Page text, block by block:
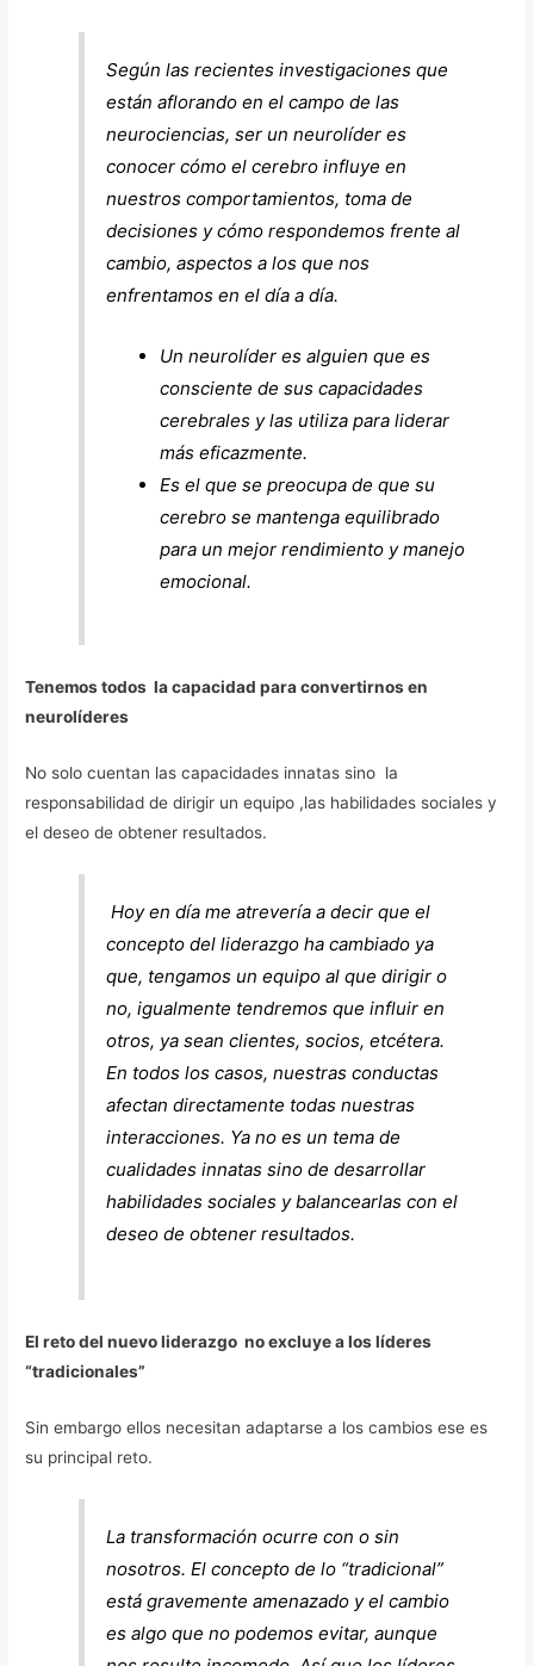
Según las recientes investigaciones que
están aflorando en el campo de las
neurociencias, ser un neurolíder es
conocer cómo el cerebro influye en
nuestros comportamientos, toma de
decisiones y cómo respondemos frente al
cambio, aspectos a los que nos
enfrentamos en el día a día.
Un neurolíder es alguien que es
consciente de sus capacidades
cerebrales y las utiliza para liderar
más eficazmente.
Es el que se preocupa de que su
cerebro se mantenga equilibrado
para un mejor rendimiento y manejo
emocional.
Tenemos todos la capacidad para convertirnos en
neurolíderes
No solo cuentan las capacidades innatas sino la
responsabilidad de dirigir un equipo ,las habilidades sociales y
el deseo de obtener resultados.
Hoy en día me atrevería a decir que el
concepto del liderazgo ha cambiado ya
que, tengamos un equipo al que dirigir o
no, igualmente tendremos que influir en
otros, ya sean clientes, socios, etcétera.
En todos los casos, nuestras conductas
afectan directamente todas nuestras
interacciones. Ya no es un tema de
cualidades innatas sino de desarrollar
habilidades sociales y balancearlas con el
deseo de obtener resultados.
El reto del nuevo liderazgo no excluye a los líderes
“tradicionales”
Sin embargo ellos necesitan adaptarse a los cambios ese es
su principal reto.
La transformación ocurre con o sin
nosotros. El concepto de lo “tradicional”
está gravemente amenazado y el cambio
es algo que no podemos evitar, aunque